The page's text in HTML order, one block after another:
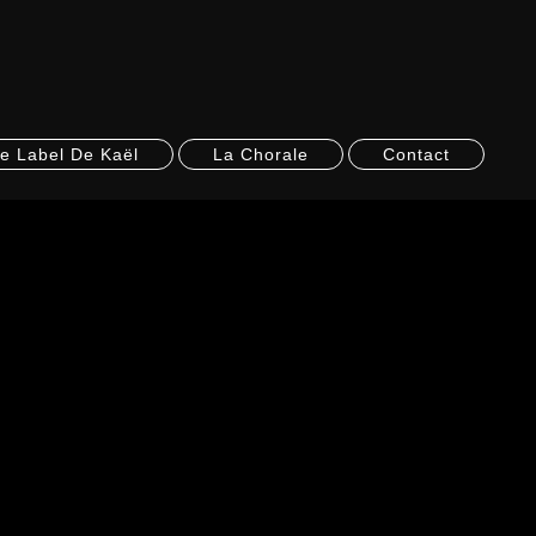
Label De Kaël La Chorale Contact